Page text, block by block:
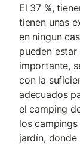
El 37 %,
tienen unas
en ningun
pueden
importante,
con la
adecuados
el camping
los
jardín,